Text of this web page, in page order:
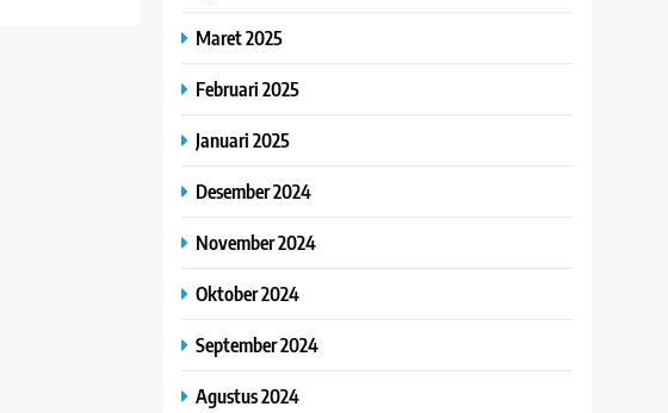
Maret 2025
Februari 2025
Januari 2025
Desember 2024
November 2024
Oktober 2024
September 2024
Agustus 2024